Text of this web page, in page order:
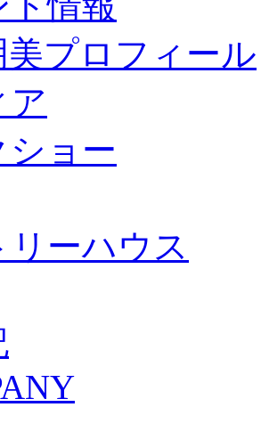
美プロフィール
ア
ショー
リーハウス